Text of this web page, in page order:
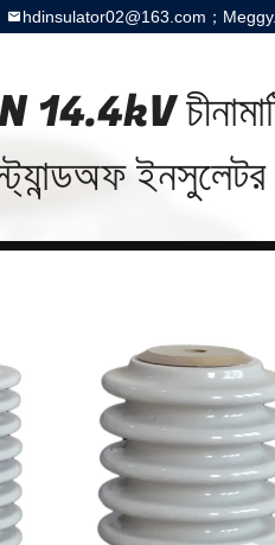
hdinsulator02@163.com；
ইনসুলেটর